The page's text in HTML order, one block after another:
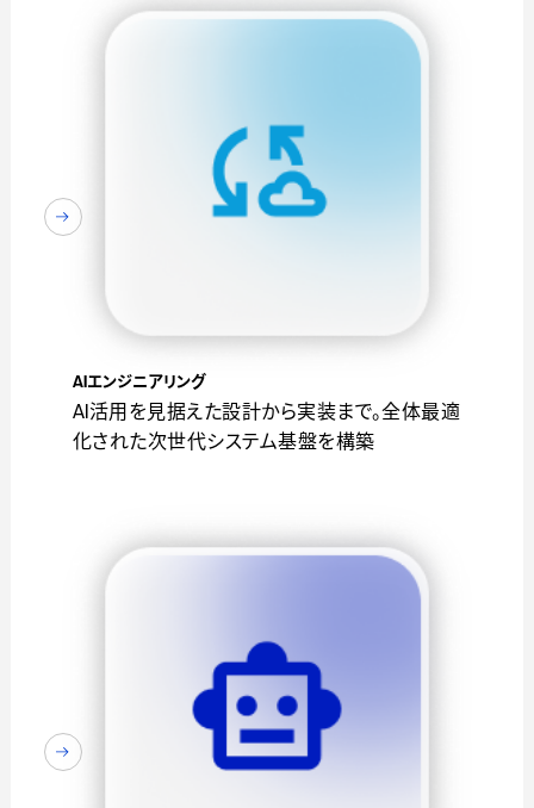
AIエンジニアリング
AI活用を見据えた設計から実装まで。全体最適
化された次世代システム基盤を構築